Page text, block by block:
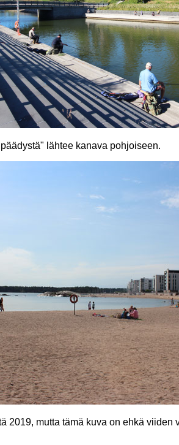
lähtee kanava pohjoiseen.
2019, mutta tämä kuva on ehkä